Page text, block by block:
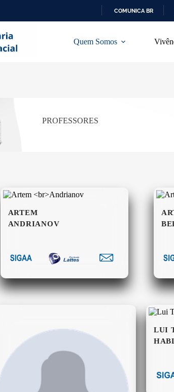
COMUNICA BR
Quem Somos
PROFESSORES
ARTEM
ANDRIANOV
LUI